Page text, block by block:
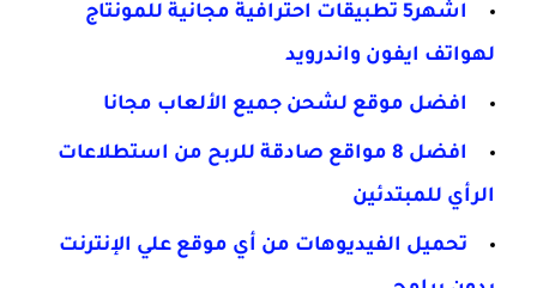
اشهر5 تطبيقات احترافية مجانية للمونتاج
لهواتف ايفون واندرويد
افضل موقع لشحن جميع الألعاب مجانا
افضل 8 مواقع صادقة للربح من استطلاعات
الرأي للمبتدئين
تحميل الفيديوهات من أي موقع علي الإنترنت